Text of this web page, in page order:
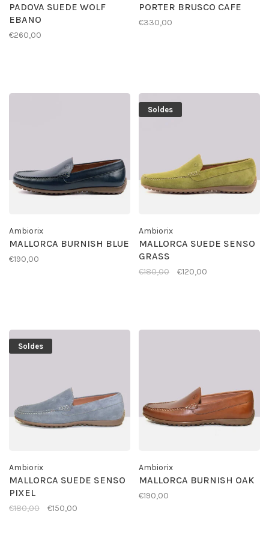
PADOVA SUEDE WOLF
EBANO
€260,00
PORTER BRUSCO CAFE
€330,00
Ambiorix
MALLORCA BURNISH BLUE
€190,00
Soldes
Ambiorix
MALLORCA SUEDE SENSO
GRASS
€180,00 €120,00
Soldes
Ambiorix
MALLORCA SUEDE SENSO
PIXEL
€180,00 €150,00
Ambiorix
MALLORCA BURNISH OAK
€190,00